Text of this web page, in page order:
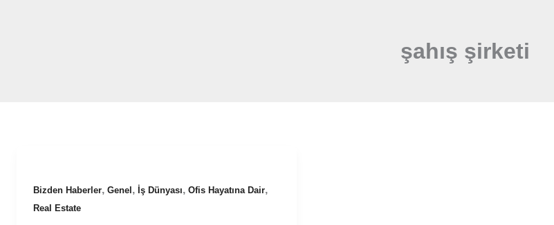
şahış şirketi
Bizden Haberler, Genel , İş Dünyası, Ofis Hayatına Dair,
Real Estate